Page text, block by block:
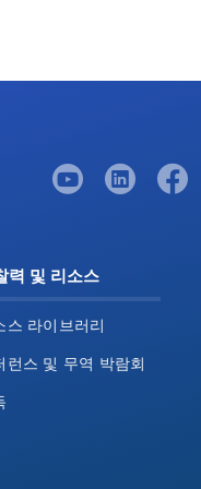
력 및 리소스
스 라이브러리
런스 및 무역 박람회